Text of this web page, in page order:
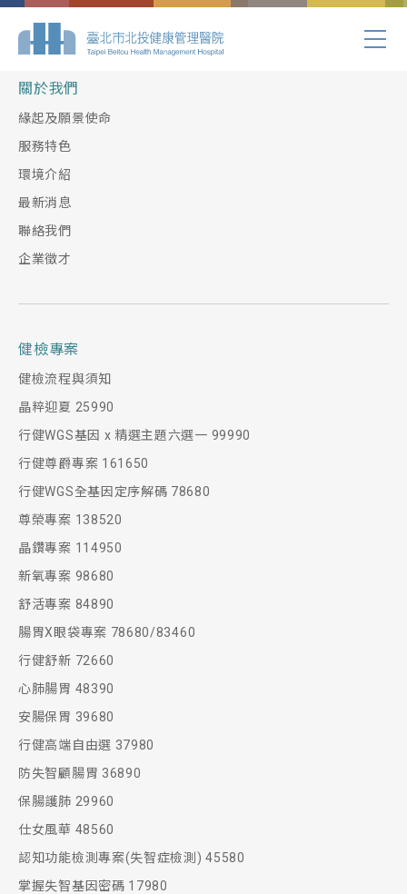
Index.php
關於我們
緣起及願景使命
服務特色
環境介紹
最新消息
聯絡我們
企業徵才
健檢專案
健檢流程與須知
晶粹迎夏 25990
行健WGS基因 x 精選主題六選一 99990
行健尊爵專案 161650
行健WGS全基因定序解碼 78680
尊榮專案 138520
晶鑽專案 114950
新氧專案 98680
舒活專案 84890
腸胃X眼袋專案 78680/83460
行健舒新 72660
心肺腸胃 48390
安腸保胃 39680
行健高端自由選 37980
防失智顧腸胃 36890
保腸護肺 29960
仕女風華 48560
認知功能檢測專案(失智症檢測) 45580
掌握失智基因密碼 17980